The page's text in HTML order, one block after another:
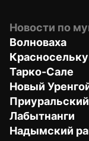
Новости по
Волноваха
Тарко-Сале
Новый
Лабытнанги
Надымский